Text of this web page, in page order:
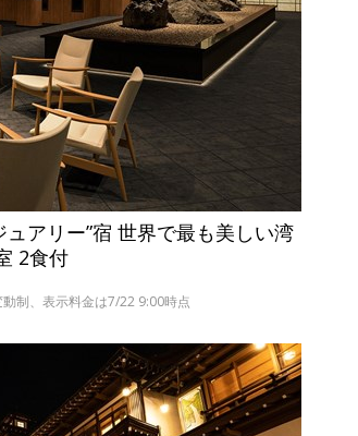
アリー”宿 世界で最も美しい湾
2食付
制、表示料金は7/22 9:00時点